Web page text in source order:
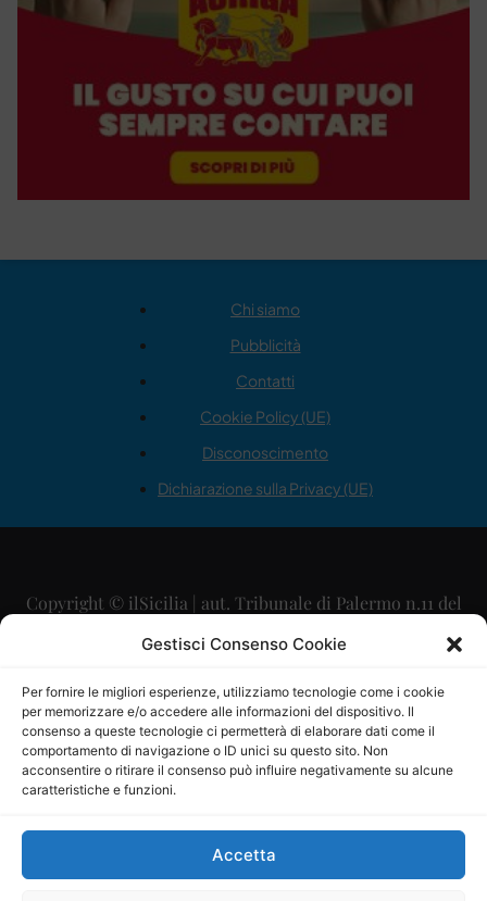
Gestisci Consenso Cookie
Per fornire le migliori esperienze, utilizziamo tecnologie come i cookie
per memorizzare e/o accedere alle informazioni del dispositivo. Il
consenso a queste tecnologie ci permetterà di elaborare dati come il
comportamento di navigazione o ID unici su questo sito. Non
acconsentire o ritirare il consenso può influire negativamente su alcune
caratteristiche e funzioni.
Accetta
Chi siamo
Pubblicità
Contatti
Cookie Policy (UE)
Disconoscimento
Dichiarazione sulla Privacy (UE)
Copyright © ilSicilia | aut. Tribunale di Palermo n.11 del
29/09/2015
Direttore Editoriale: Maurizio Scaglione
Direttore Responsabile: Maria Calabrese
P.IVA: 06334930820
Mercurio Comunicazione Società Cooperativa a r.l. è